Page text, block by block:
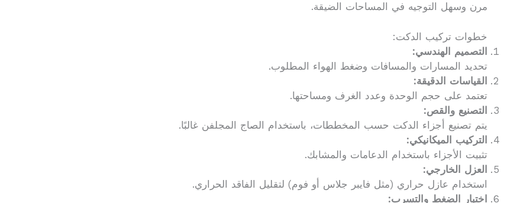
مرن وسهل التوجيه في المساحات الضيقة.
خطوات تركيب الدكت:
التصميم الهندسي:
تحديد المسارات والمسافات وضغط الهواء المطلوب.
القياسات الدقيقة:
تعتمد على حجم الوحدة وعدد الغرف ومساحتها.
التصنيع والقص:
يتم تصنيع أجزاء الدكت حسب المخططات، باستخدام الصاج المجلفن غالبًا.
التركيب الميكانيكي:
تثبيت الأجزاء باستخدام الدعامات والمشابك.
العزل الخارجي:
استخدام عازل حراري (مثل فايبر جلاس أو فوم) لتقليل الفاقد الحراري.
اختبار الضغط والتسرب: